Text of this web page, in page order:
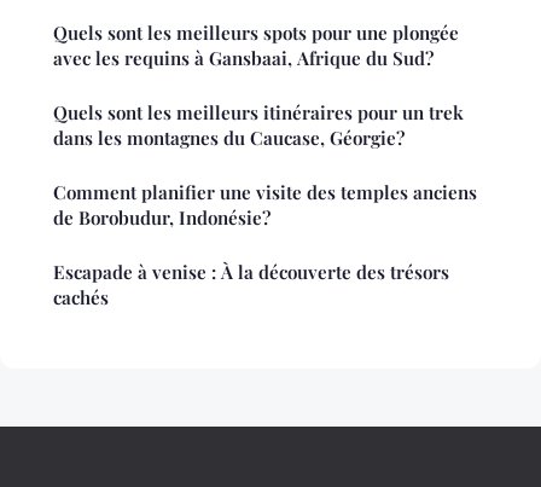
Quels sont les meilleurs spots pour une plongée
avec les requins à Gansbaai, Afrique du Sud?
Quels sont les meilleurs itinéraires pour un trek
dans les montagnes du Caucase, Géorgie?
Comment planifier une visite des temples anciens
de Borobudur, Indonésie?
Escapade à venise : À la découverte des trésors
cachés